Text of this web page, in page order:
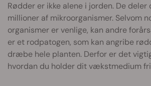
Rødder er ikke alene i jorden. De deler
millioner af mikroorganismer. Selvom
organismer er venlige, kan andre
er et rodpatogen, som kan angribe
dræbe hele planten. Derfor er det
hvordan du holder dit vækstmedium